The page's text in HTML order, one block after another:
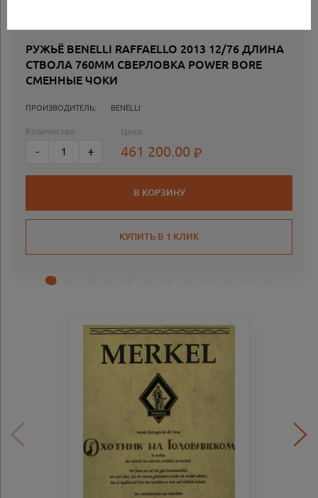
РУЖЬЁ BENELLI RAFFAELLO 2013 12/76 ДЛИНА
СТВОЛА 760ММ СВЕРЛОВКА POWER BORE
СМЕННЫЕ ЧОКИ
ПРОИЗВОДИТЕЛЬ: BENELLI
Количество:
- +
Цена:
461 200.00
В КОРЗИНУ
КУПИТЬ В 1 КЛИК